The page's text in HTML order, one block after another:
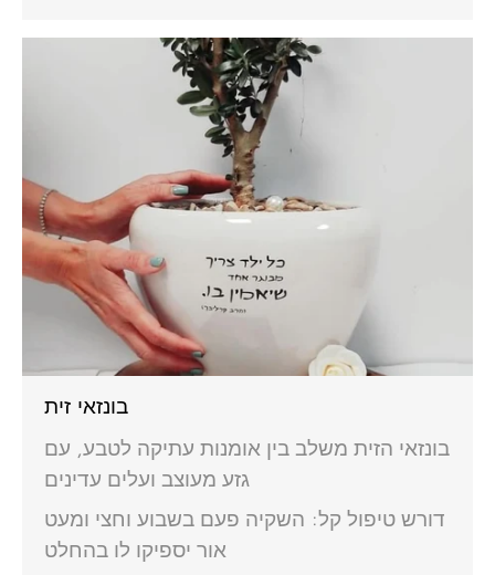
בונזאי זית
בונזאי הזית משלב בין אומנות עתיקה לטבע, עם
גזע מעוצב ועלים עדינים
דורש טיפול קל: השקיה פעם בשבוע וחצי ומעט
אור יספיקו לו בהחלט